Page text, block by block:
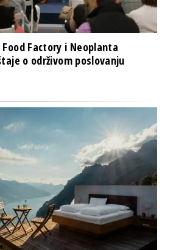
Factory i Neoplanta
o održivom poslovanju